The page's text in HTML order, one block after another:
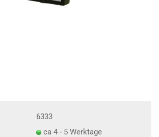
6333
ca 4 - 5 Werktage